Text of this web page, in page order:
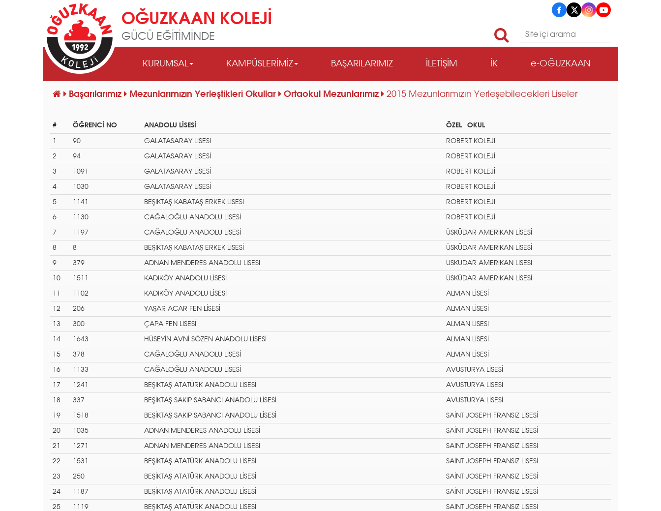
OĞUZKAAN KOLEJİ
GÜCÜ EĞİTİMİNDE
KURUMSAL KAMPÜSLERİMİZ BAŞARILARIMIZ İLETİŞİM İK e-OĞUZKAAN
Başarılarımız Mezunlarımızın Yerleştikleri Okullar Ortaokul Mezunlarımız 2015 Mezunlarımızın Yerleşebilecekleri Liseler
# ÖĞRENCİ NO ANADOLU LİSESİ ÖZEL OKUL
90 GALATASARAY LİSESİ ROBERT KOLEJİ
2 94 GALATASARAY LİSESİ ROBERT KOLEJİ
3 1091 GALATASARAY LİSESİ ROBERT KOLEJİ
4 1030 GALATASARAY LİSESİ ROBERT KOLEJİ
5 1141 BEŞİKTAŞ KABATAŞ ERKEK LİSESİ ROBERT KOLEJİ
6 1130 CAĞALOĞLU ANADOLU LİSESİ ROBERT KOLEJİ
7 1197 CAĞALOĞLU ANADOLU LİSESİ ÜSKÜDAR AMERİKAN LİSESİ
8 8 BEŞİKTAŞ KABATAŞ ERKEK LİSESİ ÜSKÜDAR AMERİKAN LİSESİ
9 379 ADNAN MENDERES ANADOLU LİSESİ ÜSKÜDAR AMERİKAN LİSESİ
10 1511 KADIKÖY ANADOLU LİSESİ ÜSKÜDAR AMERİKAN LİSESİ
1102 KADIKÖY ANADOLU LİSESİ ALMAN LİSESİ
12 206 YAŞAR ACAR FEN LİSESİ ALMAN LİSESİ
13 300 ÇAPA FEN LİSESİ ALMAN LİSESİ
14 1643 HÜSEYİN AVNİ SÖZEN ANADOLU LİSESİ ALMAN LİSESİ
15 378 CAĞALOĞLU ANADOLU LİSESİ ALMAN LİSESİ
16 1133 CAĞALOĞLU ANADOLU LİSESİ AVUSTURYA LİSESİ
17 1241 BEŞİKTAŞ ATATÜRK ANADOLU LİSESİ AVUSTURYA LİSESİ
18 337 BEŞİKTAŞ SAKIP SABANCI ANADOLU LİSESİ AVUSTURYA LİSESİ
19 1518 BEŞİKTAŞ SAKIP SABANCI ANADOLU LİSESİ SAİNT JOSEPH FRANSIZ LİSESİ
20 1035 ADNAN MENDERES ANADOLU LİSESİ SAİNT JOSEPH FRANSIZ LİSESİ
21 1271 ADNAN MENDERES ANADOLU LİSESİ SAİNT JOSEPH FRANSIZ LİSESİ
22 1531 BEŞİKTAŞ ATATÜRK ANADOLU LİSESİ SAİNT JOSEPH FRANSIZ LİSESİ
23 250 BEŞİKTAŞ ATATÜRK ANADOLU LİSESİ SAİNT JOSEPH FRANSIZ LİSESİ
24 1187 BEŞİKTAŞ ATATÜRK ANADOLU LİSESİ SAİNT JOSEPH FRANSIZ LİSESİ
25 1119 BEŞİKTAŞ ATATÜRK ANADOLU LİSESİ SAİNT JOSEPH FRANSIZ LİSESİ